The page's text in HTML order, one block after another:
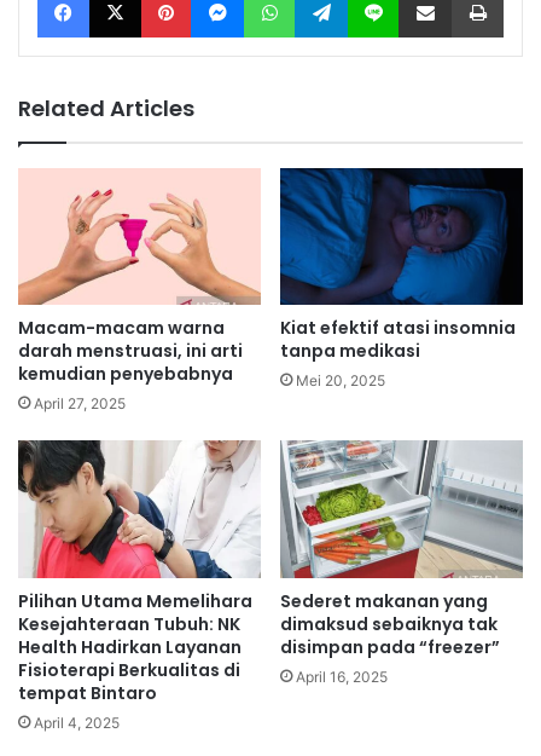
Related Articles
Macam-macam warna
darah menstruasi, ini arti
kemudian penyebabnya
April 27, 2025
Kiat efektif atasi insomnia
tanpa medikasi
Mei 20, 2025
Pilihan Utama Memelihara
Kesejahteraan Tubuh: NK
Health Hadirkan Layanan
Fisioterapi Berkualitas di
tempat Bintaro
April 4, 2025
Sederet makanan yang
dimaksud sebaiknya tak
disimpan pada “freezer”
April 16, 2025